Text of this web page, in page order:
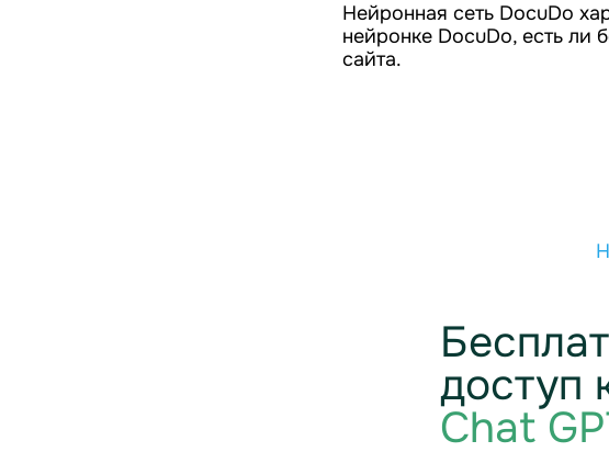
Нейронная сеть DocuDo
нейронке DocuDo, есть ли
сайта.
доступ
Chat